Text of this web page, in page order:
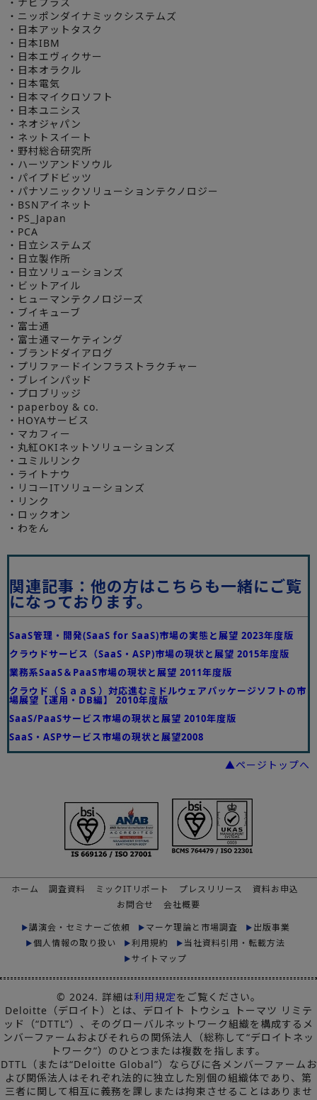
・ニッポンダイナミックシステムズ
・日本アットタスク
・日本IBM
・日本エヴィクサー
・日本オラクル
・日本電気
・日本マイクロソフト
・日本ユニシス
・ネオジャパン
・ネットスイート
・野村総合研究所
・ハーツアンドソウル
・パイプドビッツ
・パナソニックソリューションテクノロジー
・BSNアイネット
・PS_Japan
・PCA
・日立システムズ
・日立製作所
・日立ソリューションズ
・ビットアイル
・ヒューマンテクノロジーズ
・ブイキューブ
・富士通
・富士通マーケティング
・ブランドダイアログ
・プリファードインフラストラクチャー
・ブレインパッド
・プロブリッジ
・paperboy & co.
・HOYAサービス
・マカフィー
・丸紅OKIネットソリューションズ
・ユミルリンク
・ライトナウ
・リコーITソリューションズ
・リンク
・ロックオン
・わをん
関連記事：他の方はこちらも一緒にご覧
になっております。
SaaS管理・開発(SaaS for SaaS)市場の実態と展望 2023年度版
クラウドサービス（SaaS・ASP)市場の現状と展望 2015年度版
業務系SaaS＆PaaS市場の現状と展望 2011年度版
クラウド（ＳａａＳ）対応進むミドルウェアパッケージソフトの市
場展望【運用・DB編】 2010年度版
SaaS/PaaSサービス市場の現状と展望 2010年度版
SaaS・ASPサービス市場の現状と展望2008
▲ページトップへ
ホーム 調査資料 ミックITリポート プレスリリース
資料お申込
お問合せ
会社概要
講演会・セミナーご依頼
マーケ理論と市場調査
出版事業
個人情報の取り扱い
利用規約
当社資料引用・転載方法
サイトマップ
© 2024. 詳細は利用規定をご覧ください。
Deloitte（デロイト）とは、デロイト トウシュ トーマツ リミテ
ッド（“DTTL”）、そのグローバルネットワーク組織を構成するメ
ンバーファームおよびそれらの関係法人（総称して“デロイトネッ
トワーク”）のひとつまたは複数を指します。
DTTL（または“Deloitte Global”）ならびに各メンバーファームお
よび関係法人はそれぞれ法的に独立した別個の組織体であり、第
三者に関して相互に義務を課しまたは拘束させることはありませ